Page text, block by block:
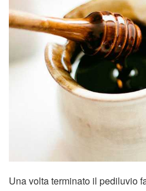
Una volta terminato il pediluvio